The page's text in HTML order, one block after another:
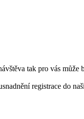
tak pro vás může
registrace do